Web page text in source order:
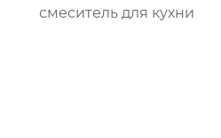
смеситель для кухни